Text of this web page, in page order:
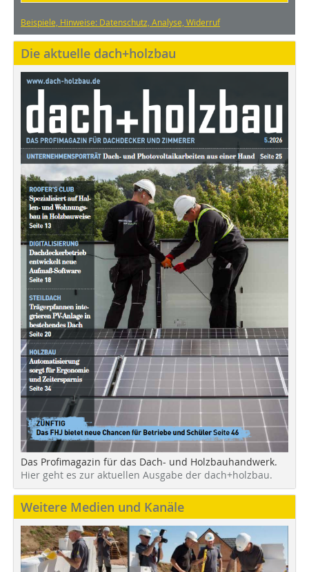
Beispiele, Hinweise: Datenschutz, Analyse, Widerruf
Die aktuelle dach+holzbau
Das Profimagazin für das Dach- und Holzbauhandwerk.
Hier geht es zur aktuellen Ausgabe der dach+holzbau.
Weitere Medien und Kanäle